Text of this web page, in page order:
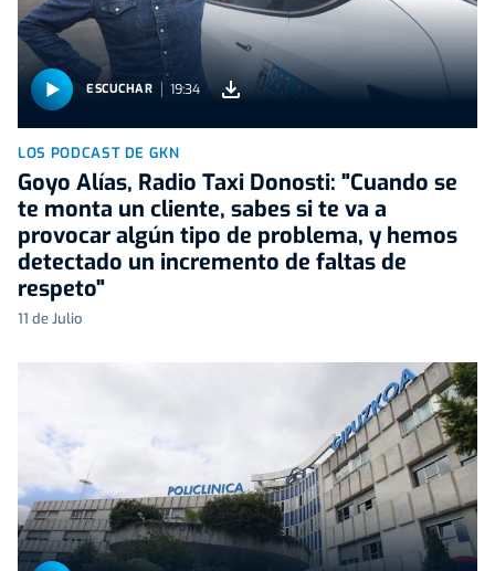
ESCUCHAR 19:34
LOS PODCAST DE GKN
Goyo Alías, Radio Taxi Donosti: "Cuando se
te monta un cliente, sabes si te va a
provocar algún tipo de problema, y hemos
detectado un incremento de faltas de
respeto"
11 de Julio